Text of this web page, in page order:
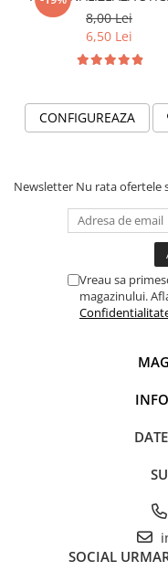
8,00 Lei
6,50 Lei
CONFIGUREAZA
Newsletter Nu rata ofertele
Vreau sa
magazinului.
SOCIAL